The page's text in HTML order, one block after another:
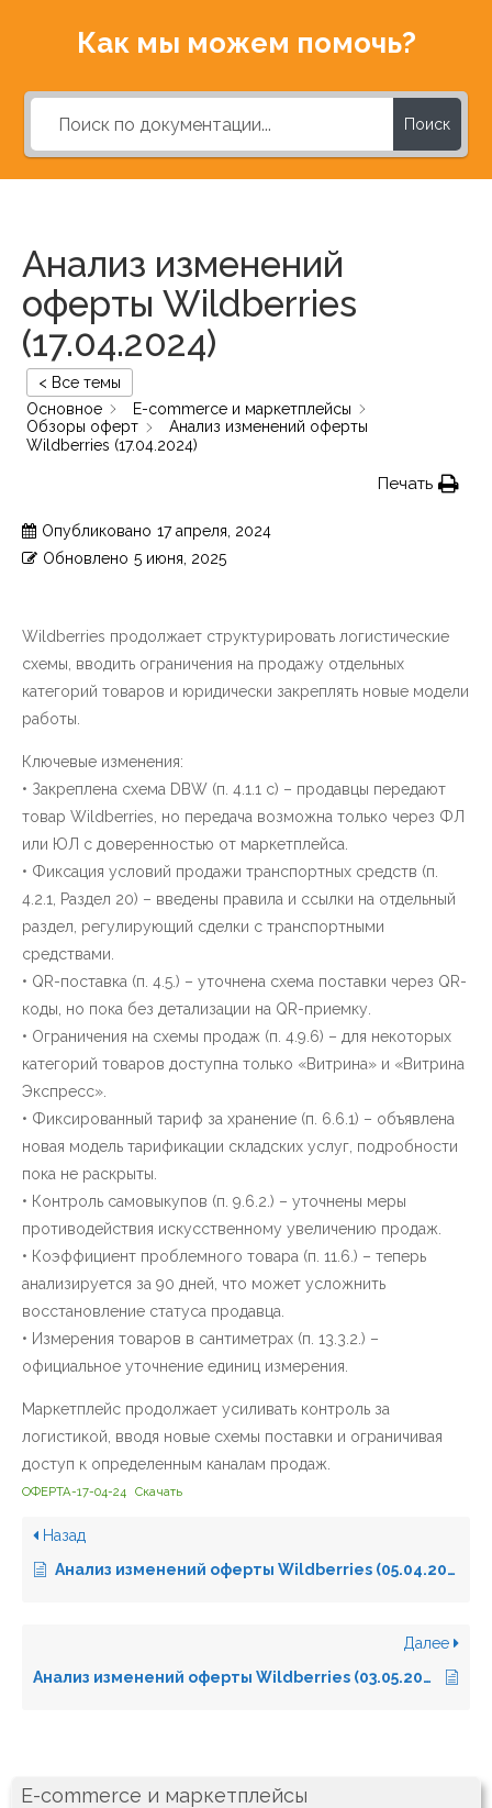
Как мы можем помочь?
Поиск
E-commerce и маркетплейсы
Анализ изменений
оферты Wildberries
(17.04.2024)
< Все темы
Основное
E-commerce и маркетплейсы
Обзоры оферт
Анализ изменений оферты
Wildberries (17.04.2024)
Печать
Опубликовано 17 апреля, 2024
Обновлено 5 июня, 2025
Wildberries продолжает структурировать логистические
схемы, вводить ограничения на продажу отдельных
категорий товаров и юридически закреплять новые модели
работы.
Ключевые изменения:
• Закреплена схема DBW (п. 4.1.1 c) – продавцы передают
товар Wildberries, но передача возможна только через ФЛ
или ЮЛ с доверенностью от маркетплейса.
• Фиксация условий продажи транспортных средств (п.
4.2.1, Раздел 20) – введены правила и ссылки на отдельный
раздел, регулирующий сделки с транспортными
средствами.
• QR-поставка (п. 4.5.) – уточнена схема поставки через QR-
коды, но пока без детализации на QR-приемку.
• Ограничения на схемы продаж (п. 4.9.6) – для некоторых
категорий товаров доступна только «Витрина» и «Витрина
Экспресс».
• Фиксированный тариф за хранение (п. 6.6.1) – объявлена
новая модель тарификации складских услуг, подробности
пока не раскрыты.
• Контроль самовыкупов (п. 9.6.2.) – уточнены меры
противодействия искусственному увеличению продаж.
• Коэффициент проблемного товара (п. 11.6.) – теперь
анализируется за 90 дней, что может усложнить
восстановление статуса продавца.
• Измерения товаров в сантиметрах (п. 13.3.2.) –
официальное уточнение единиц измерения.
Маркетплейс продолжает усиливать контроль за
логистикой, вводя новые схемы поставки и ограничивая
доступ к определенным каналам продаж.
ОФЕРТА-17-04-24 Скачать
Назад
Анализ изменений оферты Wildberries (05.04.2024)
Далее
Анализ изменений оферты Wildberries (03.05.2024)